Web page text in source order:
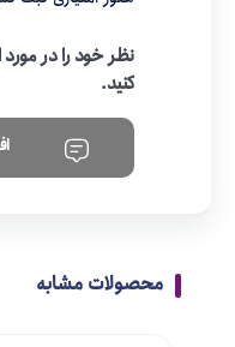
نظر خود را در
کنید.
محصولات مشابه